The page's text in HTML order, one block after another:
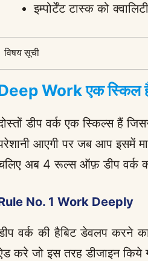
इम्पोर्टेंट टास्क को
विषय सूची
Work एक स्किल
डीप वर्क एक स्किल्स हैं
आएगी पर जब आप इसमें
अब 4 रूल्स ऑफ़ डीप वर्क
No. 1 Work Deeply
वर्क की हैबिट डेवलप करने
करे जो इस तरह डीजाइन